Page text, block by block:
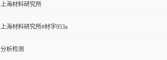
上海材料研究所
上海材料研究所#材字953a
分析检测